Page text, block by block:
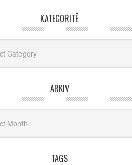
KATEGORITË
ARKIV
TAGS